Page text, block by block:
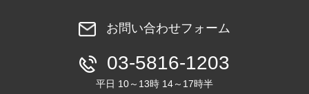
お問い合わせフォーム
03-5816-1203
平日 10～13時 14～17時半